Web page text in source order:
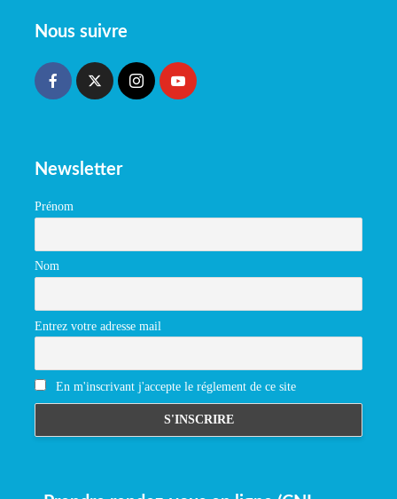
Nous suivre
Newsletter
Prénom
Nom
Entrez votre adresse mail
En m'inscrivant j'accepte le réglement de ce site